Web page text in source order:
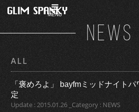
MENU
NEWS
ALL
「褒めろよ」 bayfmミッドナイト
定
Update : 2015.01.26 _Category : NEWS